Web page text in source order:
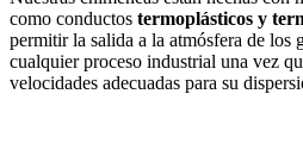
como conductos termoplásticos y
permitir la salida a la atmósfera de los
cualquier proceso industrial una vez
velocidades adecuadas para su